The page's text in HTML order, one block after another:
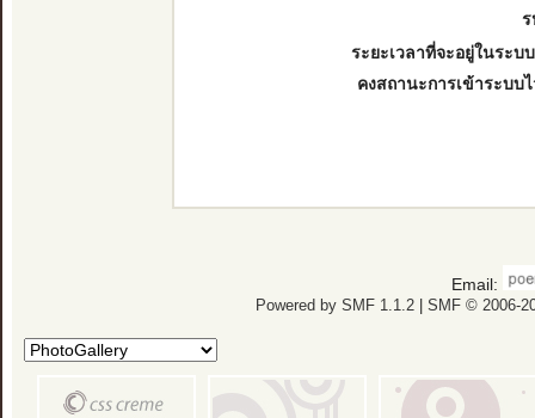
ระยะเวลาที่จะอยู่ในระบ
คงสถานะการเข้าระบบ
Email:
Powered by SMF 1.1.2| SMF © 2006-